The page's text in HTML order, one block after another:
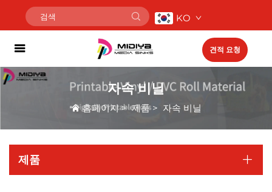
KO
견적 요청
자속 비닐
홈페이지>제품> 자속 비닐
제품